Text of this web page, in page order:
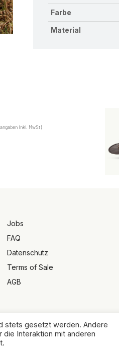
Farbe
Material
Jobs
FAQ
Datenschutz
Terms of Sale
AGB
- All rights reserved
stets gesetzt werden. Andere
Interaktion mit anderen